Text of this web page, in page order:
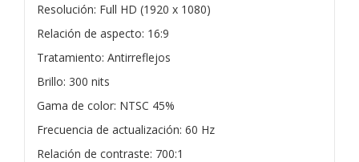
Resolución: Full HD (1920 x 1080)
Relación de aspecto: 16:9
Tratamiento: Antirreflejos
Brillo: 300 nits
Gama de color: NTSC 45%
Frecuencia de actualización: 60 Hz
Relación de contraste: 700:1